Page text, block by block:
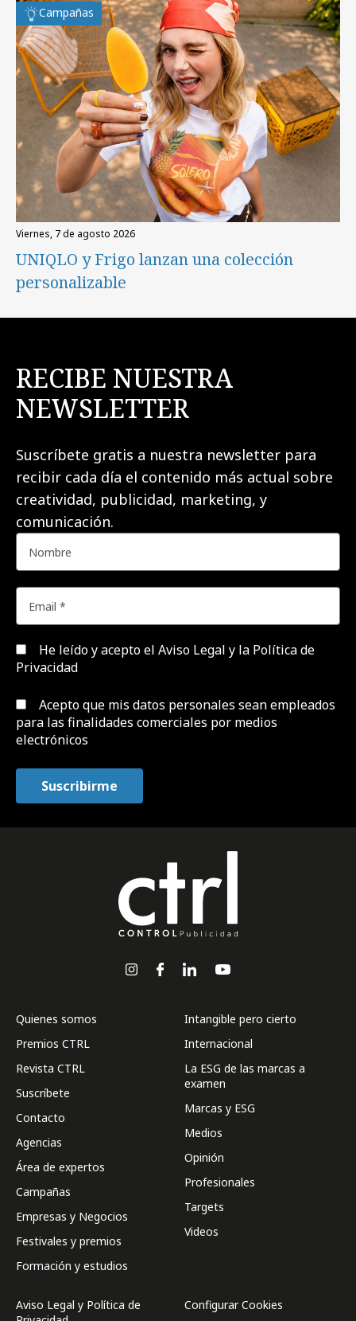
Campañas
viernes, 7 de agosto 2026
UNIQLO y Frigo lanzan una colección
personalizable
RECIBE NUESTRA
NEWSLETTER
Suscríbete gratis a nuestra newsletter para
recibir cada día el contenido más actual sobre
creatividad, publicidad, marketing, y
comunicación.
He leído y acepto el Aviso Legal y la Política de
Privacidad
Acepto que mis datos personales sean empleados
para las finalidades comerciales por medios
electrónicos
Quienes somos
Premios CTRL
Revista CTRL
Suscríbete
Contacto
Agencias
Área de expertos
Campañas
Empresas y Negocios
Festivales y premios
Formación y estudios
Intangible pero cierto
Internacional
La ESG de las marcas a
examen
Marcas y ESG
Medios
Opinión
Profesionales
Targets
Videos
Aviso Legal y Política de
Configurar Cookies